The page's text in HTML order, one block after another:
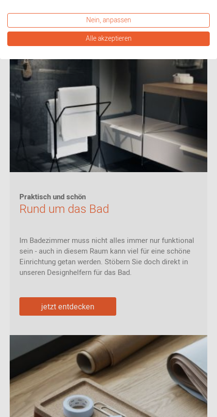
Praktisch und schön
Rund um das Bad
Im Badezimmer muss nicht alles immer nur funktional
sein - auch in diesem Raum kann viel für eine schöne
Einrichtung getan werden. Stöbern Sie doch direkt in
unseren Designhelfern für das Bad.
jetzt entdecken
Nein, anpassen
Alle akzeptieren